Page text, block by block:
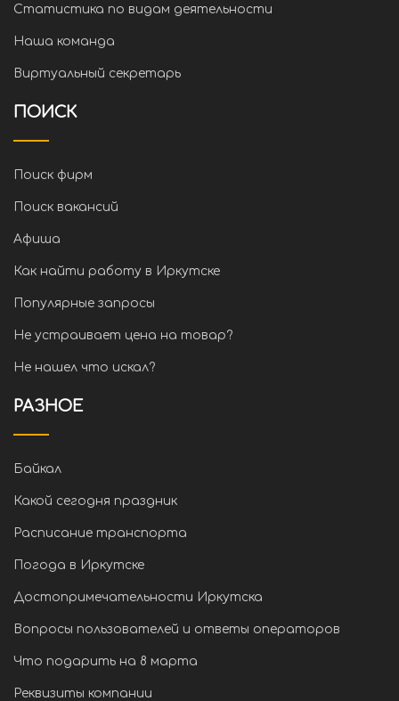
Статистика по видам деятельности
Наша команда
Виртуальный секретарь
ПОИСК
Поиск фирм
Поиск вакансий
Афиша
Как найти работу в Иркутске
Популярные запросы
Не устраивает цена на товар?
Не нашел что искал?
РАЗНОЕ
Байкал
Какой сегодня праздник
Расписание транспорта
Погода в Иркутске
Достопримечательности Иркутска
Вопросы пользователей и ответы операторов
Что подарить на 8 марта
Реквизиты компании